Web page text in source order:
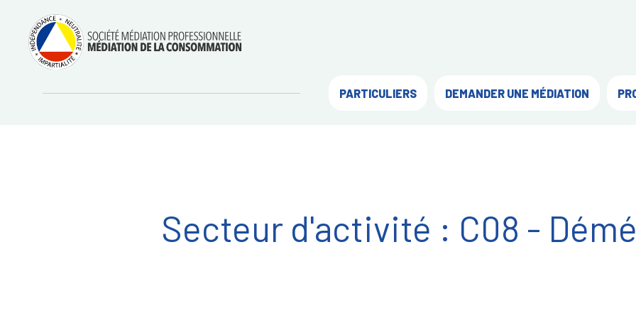
contenu
Régler les litiges
entre
consommateurs et
professionnels avec
la médiation de la
PARTICULIERS DEMANDER UNE MÉDIATION
Secteur d'activité : C08 -